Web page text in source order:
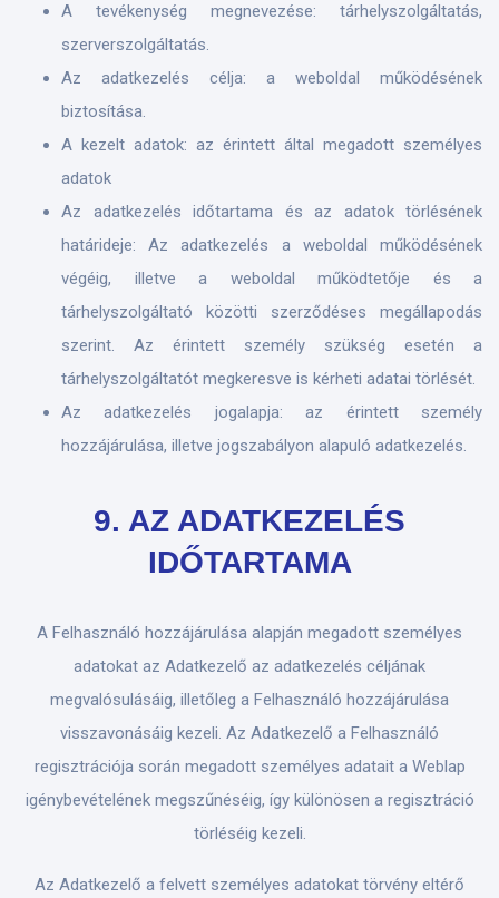
A tevékenység megnevezése: tárhelyszolgáltatás,
szerverszolgáltatás.
Az adatkezelés célja: a weboldal működésének
biztosítása.
A kezelt adatok: az érintett által megadott személyes
adatok
Az adatkezelés időtartama és az adatok törlésének
határideje: Az adatkezelés a weboldal működésének
végéig, illetve a weboldal működtetője és a
tárhelyszolgáltató közötti szerződéses megállapodás
szerint. Az érintett személy szükség esetén a
tárhelyszolgáltatót megkeresve is kérheti adatai törlését.
Az adatkezelés jogalapja: az érintett személy
hozzájárulása, illetve jogszabályon alapuló adatkezelés.
9. AZ ADATKEZELÉS
IDŐTARTAMA
A Felhasználó hozzájárulása alapján megadott személyes
adatokat az Adatkezelő az adatkezelés céljának
megvalósulásáig, illetőleg a Felhasználó hozzájárulása
visszavonásáig kezeli. Az Adatkezelő a Felhasználó
regisztrációja során megadott személyes adatait a Weblap
igénybevételének megszűnéséig, így különösen a regisztráció
törléséig kezeli.
Az Adatkezelő a felvett személyes adatokat törvény eltérő